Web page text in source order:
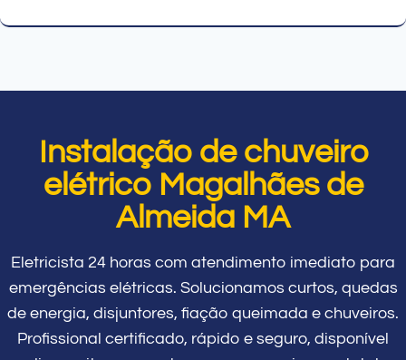
Instalação de chuveiro
elétrico Magalhães de
Almeida MA
Eletricista 24 horas com atendimento imediato para
emergências elétricas. Solucionamos curtos, quedas
de energia, disjuntores, fiação queimada e chuveiros.
Profissional certificado, rápido e seguro, disponível